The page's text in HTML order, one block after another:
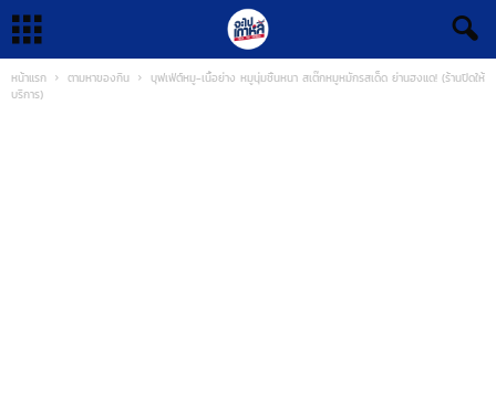
หน้าแรก ตามหาของกิน
บุฟเฟ่ต์หมู-เนื้อย่าง หมูนุ่มชิ้นหนา สเต๊กหมูหมักรสเด็ด ย่านฮงแด! (ร้านปิดให้
บริการ)